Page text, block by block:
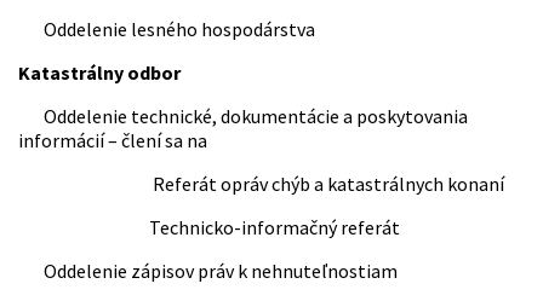
Oddelenie lesného hospodárstva
Katastrálny odbor
Oddelenie technické, dokumentácie a poskytovania
informácií – člení sa na
Referát opráv chýb a katastrálnych konaní
Technicko-informačný referát
Oddelenie zápisov práv k nehnuteľnostiam